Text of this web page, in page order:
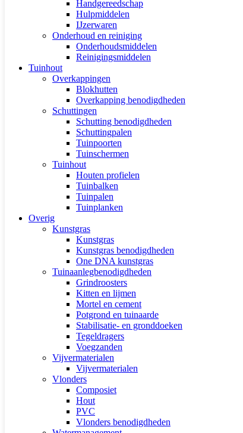
Handgereedschap
Hulpmiddelen
IJzerwaren
Onderhoud en reiniging
Onderhoudsmiddelen
Reinigingsmiddelen
Tuinhout
Overkappingen
Blokhutten
Overkapping benodigdheden
Schuttingen
Schutting benodigdheden
Schuttingpalen
Tuinpoorten
Tuinschermen
Tuinhout
Houten profielen
Tuinbalken
Tuinpalen
Tuinplanken
Overig
Kunstgras
Kunstgras
Kunstgras benodigdheden
One DNA kunstgras
Tuinaanlegbenodigdheden
Grindroosters
Kitten en lijmen
Mortel en cement
Potgrond en tuinaarde
Stabilisatie- en gronddoeken
Tegeldragers
Voegzanden
Vijvermaterialen
Vijvermaterialen
Vlonders
Composiet
Hout
PVC
Vlonders benodigdheden